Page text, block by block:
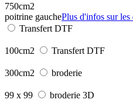
750cm2
poitrine gauchePlus d'infos sur
Transfert DTF
100cm2 Transfert DTF
300cm2 broderie
99 x 99 broderie 3D